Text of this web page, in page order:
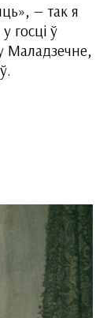
— так я
госці ў
Маладзечне,